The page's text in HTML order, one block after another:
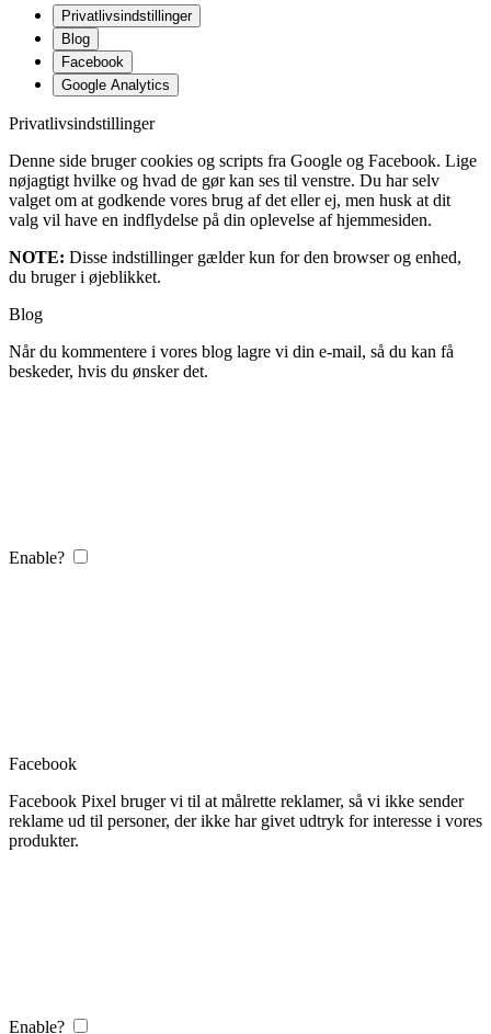
Privatlivsindstillinger
Blog
Facebook
Google Analytics
Privatlivsindstillinger
Denne side bruger cookies og scripts fra Google og Facebook. Lige
nøjagtigt hvilke og hvad de gør kan ses til venstre. Du har selv
valget om at godkende vores brug af det eller ej, men husk at dit
valg vil have en indflydelse på din oplevelse af hjemmesiden.
NOTE: Disse indstillinger gælder kun for den browser og enhed,
du bruger i øjeblikket.
Blog
Når du kommentere i vores blog lagre vi din e-mail, så du kan få
beskeder, hvis du ønsker det.
Enable?
Facebook
Facebook Pixel bruger vi til at målrette reklamer, så vi ikke sender
reklame ud til personer, der ikke har givet udtryk for interesse i vores
produkter.
Enable?